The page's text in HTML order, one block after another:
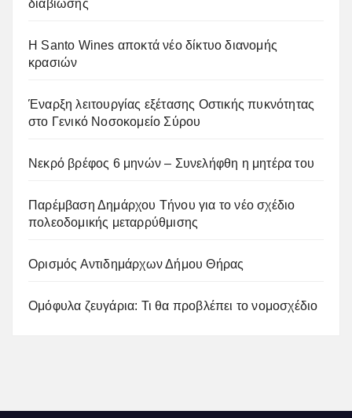
διαβίωσης
Η Santo Wines αποκτά νέο δίκτυο διανομής
κρασιών
Έναρξη λειτουργίας εξέτασης Οστικής πυκνότητας
στο Γενικό Νοσοκομείο Σύρου
Νεκρό βρέφος 6 μηνών – Συνελήφθη η μητέρα του
Παρέμβαση Δημάρχου Τήνου για το νέο σχέδιο
πολεοδομικής μεταρρύθμισης
Ορισμός Αντιδημάρχων Δήμου Θήρας
Ομόφυλα ζευγάρια: Τι θα προβλέπει το νομοσχέδιο